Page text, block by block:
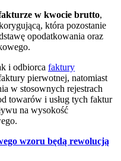
w kwocie brutto,
która pozostanie
opodatkowania oraz
i odbiorca faktury
pierwotnej, natomiast
w stosownych rejestrach
towarów i usług tych faktur
na wysokość
wzoru będą rewolucją